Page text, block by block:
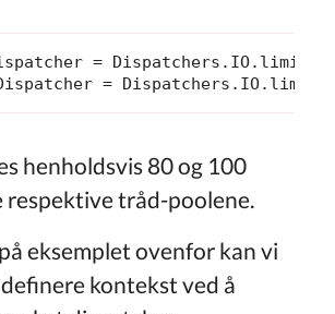
= Dispatchers . IO.
= Dispatchers . IO.
henholdsvis 80 og 100
respektive tråd-poolene.
eksemplet ovenfor kan vi
kontekst ved å